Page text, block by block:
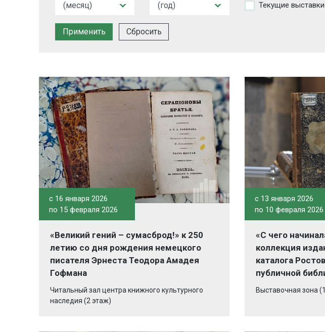
Текущие выставки
Сбросить
c 16 января 2026
по 15 февраля 2026
«Великий гений – сумасброд!» к 250
летию со дня рождения немецкого
писателя Эрнеста Теодора Амадея
Гофмана
Читальный зал центра книжного культурного
наследия (2 этаж)
c 13 января 2026
по 10 февраля 2026
«С чего
коллекция
каталога
публичной
Выставочная зона